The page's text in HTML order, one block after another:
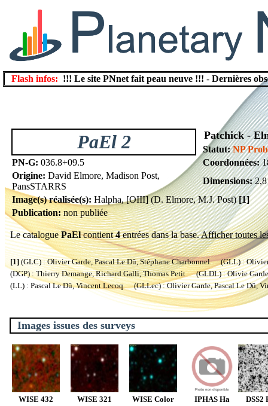
Flash infos: !!! Le site PNnet fait peau neuve !!! - Dernières
PaEl 2 Patchick -
Statut: NP
PN-G: 036.8+09.5 Coordonnées:
Origine: David Elmore, Madison Post,
PansSTARRS
Dimensions:2,8
Image(s) réalisée(s): Halpha, [OIII] (D. Elmore, M.J. Post)[1]
Publication:non publiée
Le cataloguePaElcontient4entrées dans la base.Afficher toutes
[1](GLC) : Olivier Garde, Pascal Le Dû, Stéphane Charbonnel (GLL) :
(DGP) : Thierry Demange, Richard Galli, Thomas Petit (GLDL) : Olivie
(LL) : Pascal Le Dû, Vincent Lecoq (GLLec) : Olivier Garde, Pascal Le Dû,
Images issues des surveys
WISE 432 WISE 321 WISE Color IPHAS Ha DSS2